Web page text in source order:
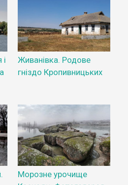
Живанівка. Родове
гніздо Кропивницьких
Морозне урочище